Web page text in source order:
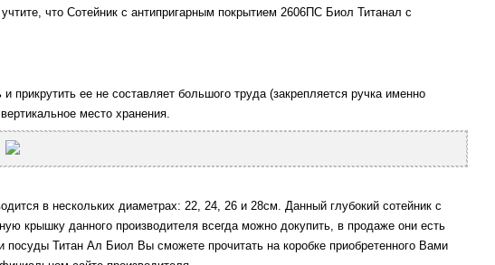
что Сотейник с антипригарным покрытием 2606ПС Биол Титанал с
ее не составляет большого труда (закрепляется ручка именно
место хранения.
в нескольких диаметрах: 22, 24, 26 и 28см. Данный глубокий сотейник с
крышку данного производителя всегда можно докупить, в продаже они есть
Титан Ал Биол Вы сможете прочитать на коробке приобретенного Вами